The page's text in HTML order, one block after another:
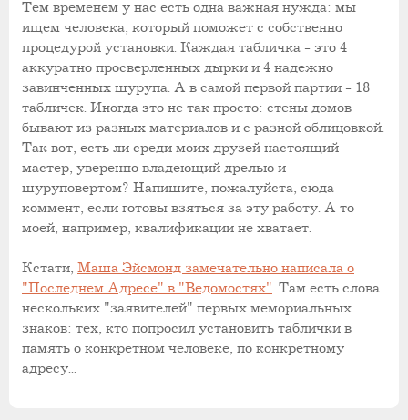
Тем временем у нас есть одна важная нужда: мы
ищем человека, который поможет с собственно
процедурой установки. Каждая табличка - это 4
аккуратно просверленных дырки и 4 надежно
завинченных шурупа. А в самой первой партии - 18
табличек. Иногда это не так просто: стены домов
бывают из разных материалов и с разной облицовкой.
Так вот, есть ли среди моих друзей настоящий
мастер, уверенно владеющий дрелью и
шуруповертом? Напишите, пожалуйста, сюда
коммент, если готовы взяться за эту работу. А то
моей, например, квалификации не хватает.
Кстати, Маша Эйсмонд замечательно написала о
"Последнем Адресе" в "Ведомостях". Там есть слова
нескольких "заявителей" первых мемориальных
знаков: тех, кто попросил установить таблички в
память о конкретном человеке, по конкретному
адресу...